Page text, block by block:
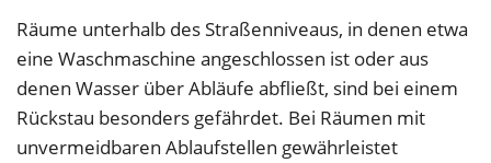
Räume unterhalb des Straßenniveaus, in denen etwa
eine Waschmaschine angeschlossen ist oder aus
denen Wasser über Abläufe abfließt, sind bei einem
Rückstau besonders gefährdet. Bei Räumen mit
unvermeidbaren Ablaufstellen gewährleistet